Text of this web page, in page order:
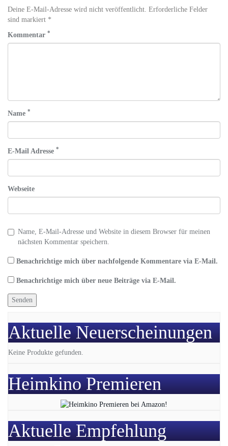
Deine E-Mail-Adresse wird nicht veröffentlicht. Erforderliche Felder
sind markiert *
Kommentar *
Name *
E-Mail Adresse *
Webseite
Name, E-Mail-Adresse und Website in diesem Browser für meinen
nächsten Kommentar speichern.
Benachrichtige mich über nachfolgende Kommentare via E-Mail.
Benachrichtige mich über neue Beiträge via E-Mail.
Aktuelle Neuerscheinungen
Keine Produkte gefunden.
Heimkino Premieren
Aktuelle Empfehlung